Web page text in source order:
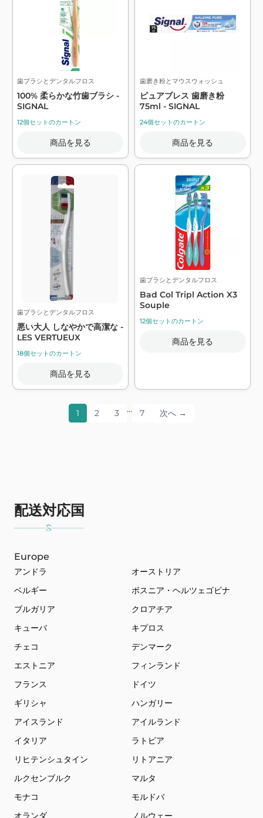
歯ブラシとデンタルフロス
100% 柔らかな竹歯ブラシ -
SIGNAL
12個セットのカートン
商品を見る
歯磨き粉とマウスウォッシュ
ピュアブレス 歯磨き粉
75ml - SIGNAL
24個セットのカートン
商品を見る
歯ブラシとデンタルフロス
悪い大人 しなやかで高潔な -
LES VERTUEUX
18個セットのカートン
商品を見る
歯ブラシとデンタルフロス
Bad Col Tripl Action X3
Souple
12個セットのカートン
商品を見る
1 2 3 … 7 次へ →
配送対応国
Europe
アンドラ
オーストリア
ベルギー
ボスニア・ヘルツェゴビナ
ブルガリア
クロアチア
キューバ
キプロス
チェコ
デンマーク
エストニア
フィンランド
フランス
ドイツ
ギリシャ
ハンガリー
アイスランド
アイルランド
イタリア
ラトビア
リヒテンシュタイン
リトアニア
ルクセンブルク
マルタ
モナコ
モルドバ
オランダ
ノルウェー